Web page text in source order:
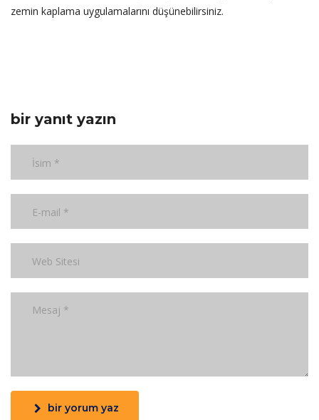
zemin kaplama uygulamalarını düşünebilirsiniz.
bir yanıt yazın
bir yorum yaz